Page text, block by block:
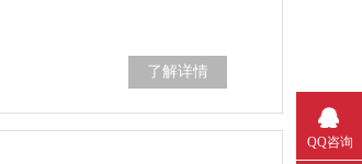
了解详情
QQ咨询